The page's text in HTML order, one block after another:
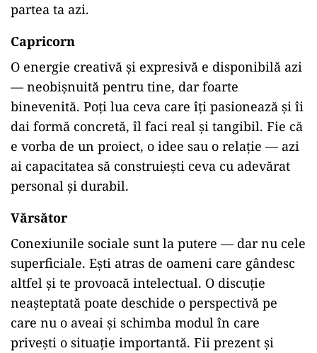
partea ta azi.
Capricorn
O energie creativă și expresivă e disponibilă azi
— neobișnuită pentru tine, dar foarte
binevenită. Poți lua ceva care îți pasionează și îi
dai formă concretă, îl faci real și tangibil. Fie că
e vorba de un proiect, o idee sau o relație — azi
ai capacitatea să construiești ceva cu adevărat
personal și durabil.
Vărsător
Conexiunile sociale sunt la putere — dar nu cele
superficiale. Ești atras de oameni care gândesc
altfel și te provoacă intelectual. O discuție
neașteptată poate deschide o perspectivă pe
care nu o aveai și schimba modul în care
privești o situație importantă. Fii prezent și